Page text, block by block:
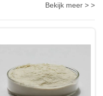
Bekijk meer > >